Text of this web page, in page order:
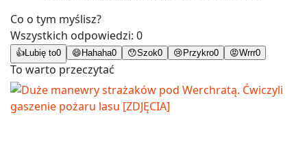
Co o tym myślisz?
Wszystkich odpowiedzi: 0
👍 Lubię to0 😄 Hahaha0 😯Szok0 😢 Przykro0 😡Wrrr0
To warto przeczytać